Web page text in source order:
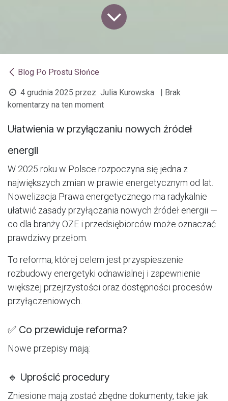
Blog Po Prostu Słońce
4 grudnia 2025 przez Julia Kurowska
| Brak
komentarzy na ten moment
Ułatwienia w przyłączaniu nowych źródeł
energii
W 2025 roku w Polsce rozpoczyna się jedna z
największych zmian w prawie energetycznym od lat.
Nowelizacja Prawa energetycznego ma radykalnie
ułatwić zasady przyłączania nowych źródeł energii —
co dla branży OZE i przedsiębiorców może oznaczać
prawdziwy przełom.
To reforma, której celem jest przyspieszenie
rozbudowy energetyki odnawialnej i zapewnienie
większej przejrzystości oraz dostępności procesów
przyłączeniowych.
✅ Co przewiduje reforma?
Nowe przepisy mają:
🔹 Uprościć procedury
Zniesione mają zostać zbędne dokumenty, takie jak